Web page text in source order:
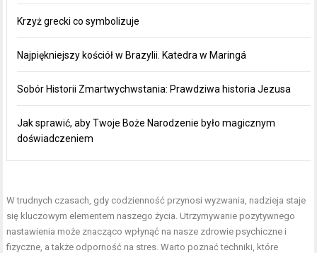
Krzyż grecki co symbolizuje
Najpiękniejszy kościół w Brazylii. Katedra w Maringá
Sobór Historii Zmartwychwstania: Prawdziwa historia Jezusa
Jak sprawić, aby Twoje Boże Narodzenie było magicznym
doświadczeniem
W trudnych czasach, gdy codzienność przynosi wyzwania, nadzieja staje
się kluczowym elementem naszego życia. Utrzymywanie pozytywnego
nastawienia może znacząco wpłynąć na nasze zdrowie psychiczne i
fizyczne, a także odporność na stres. Warto poznać techniki, które